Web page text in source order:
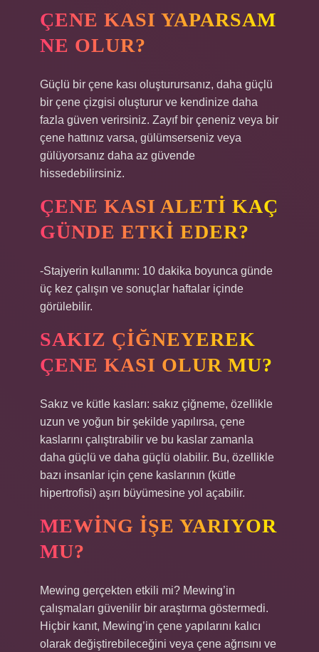
ÇENE KASI YAPARSAM
NE OLUR?
Güçlü bir çene kası oluşturursanız, daha güçlü
bir çene çizgisi oluşturur ve kendinize daha
fazla güven verirsiniz. Zayıf bir çeneniz veya bir
çene hattınız varsa, gülümserseniz veya
gülüyorsanız daha az güvende
hissedebilirsiniz.
ÇENE KASI ALETI KAÇ
GÜNDE ETKI EDER?
-Stajyerin kullanımı: 10 dakika boyunca günde
üç kez çalışın ve sonuçlar haftalar içinde
görülebilir.
SAKIZ ÇIĞNEYEREK
ÇENE KASI OLUR MU?
Sakız ve kütle kasları: sakız çiğneme, özellikle
uzun ve yoğun bir şekilde yapılırsa, çene
kaslarını çalıştırabilir ve bu kaslar zamanla
daha güçlü ve daha güçlü olabilir. Bu, özellikle
bazı insanlar için çene kaslarının (kütle
hipertrofisi) aşırı büyümesine yol açabilir.
MEWING IŞE YARIYOR
MU?
Mewing gerçekten etkili mi? Mewing’in
çalışmaları güvenilir bir araştırma göstermedi.
Hiçbir kanıt, Mewing’in çene yapılarını kalıcı
olarak değiştirebileceğini veya çene ağrısını ve